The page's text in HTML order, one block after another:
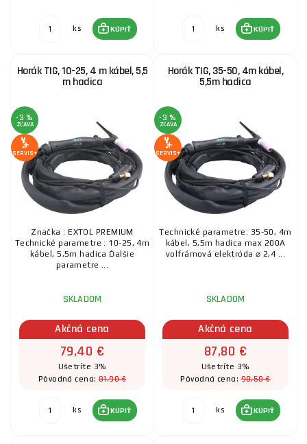
ks KÚPIŤ ks KÚPIŤ
Horák TIG, 10-25, 4 m kábel, 5,5
m hadica
-3 %
ZĽAVA
SERVIS+
Značka : EXTOL PREMIUM
Technické parametre : 10-25, 4m
kábel, 5,5m hadica Ďalšie
parametre ...
SKLADOM
Akčná cena
79,40 €
Ušetríte 3%
Pôvodná cena:81,90 €
ks KÚPIŤ
Horák TIG, 35-50, 4m kábel,
5,5m hadica
-3 %
ZĽAVA
SERVIS+
Technické parametre: 35-50, 4m
kábel, 5,5m hadica max 200A
volfrámová elektróda ⌀ 2,4 ...
SKLADOM
Akčná cena
87,80 €
Ušetríte 3%
Pôvodná cena:90,50 €
ks KÚPIŤ